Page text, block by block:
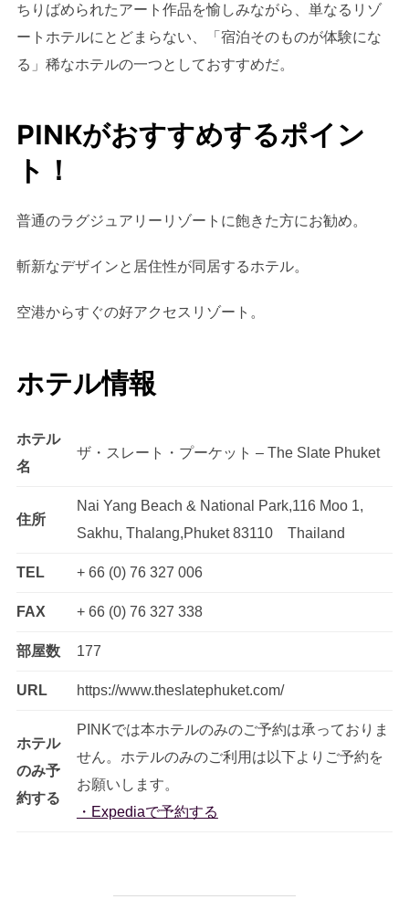
ちりばめられたアート作品を愉しみながら、単なるリゾ
ートホテルにとどまらない、「宿泊そのものが体験にな
る」稀なホテルの一つとしておすすめだ。
PINKがおすすめするポイン
ト！
普通のラグジュアリーリゾートに飽きた方にお勧め。
斬新なデザインと居住性が同居するホテル。
空港からすぐの好アクセスリゾート。
ホテル情報
ホテル
名
ザ・スレート・プーケット – The Slate Phuket
住所
Nai Yang Beach & National Park,116 Moo 1,
Sakhu, Thalang,Phuket 83110 Thailand
TEL + 66 (0) 76 327 006
FAX + 66 (0) 76 327 338
部屋数 177
URL https://www.theslatephuket.com/
ホテル
のみ予
約する
PINKでは本ホテルのみのご予約は承っておりま
せん。ホテルのみのご利用は以下よりご予約を
お願いします。
・Expediaで予約する